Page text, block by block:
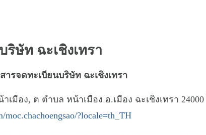
ริษัท ฉะเชิงเทรา
ารจดทะเบียนบริษัท ฉะเชิงเทรา
าเมือง, ต ตำบล หน้าเมือง อ.เมือง ฉะเชิงเทรา 24000
moc.chachoengsao/?locale=th_TH